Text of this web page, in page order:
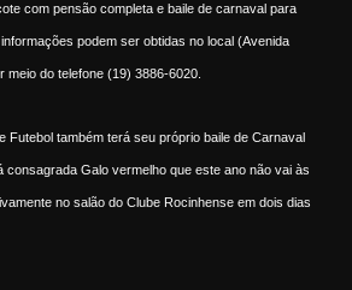
com pensão completa e baile de carnaval para
podem ser obtidas no local (Avenida
meio do telefone (19) 3886-6020.
Futebol também terá seu próprio baile de Carnaval
consagrada Galo vermelho que este ano não vai às
no salão do Clube Rocinhense em dois dias